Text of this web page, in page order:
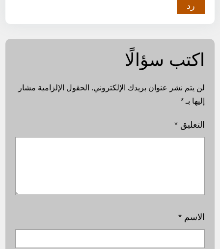
رد
اكتب سؤالًا
لن يتم نشر عنوان بريدك الإلكتروني. الحقول الإلزامية مشار
إليها بـ*
التعليق*
الاسم*